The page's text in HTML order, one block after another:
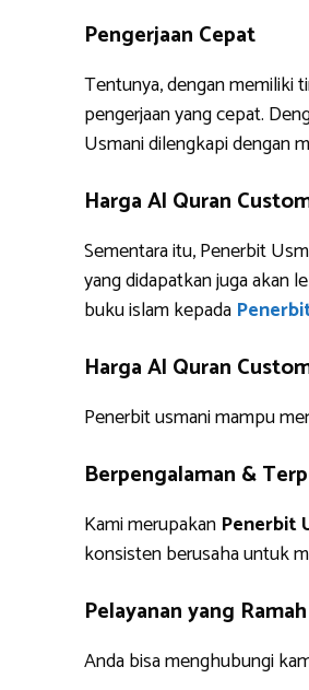
Pengerjaan Cepat
Tentunya, dengan memiliki
pengerjaan yang cepat.
Usmani dilengkapi dengan
Harga Al Quran
Sementara itu, Penerbit
yang didapatkan juga akan
buku islam kepada
Harga Al Quran
Penerbit usmani mampu
Berpengalaman &
Kami merupakan Penerbit
konsisten berusaha untuk
Pelayanan yang Ramah
Anda bisa menghubungi